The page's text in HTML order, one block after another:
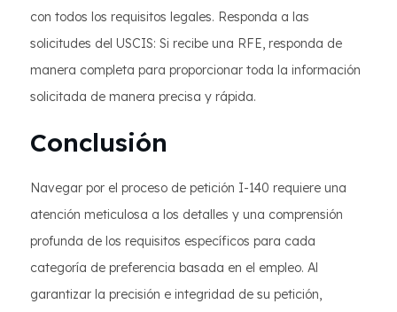
con todos los requisitos legales. Responda a las
solicitudes del USCIS: Si recibe una RFE, responda de
manera completa para proporcionar toda la información
solicitada de manera precisa y rápida.
Conclusión
Navegar por el proceso de petición I-140 requiere una
atención meticulosa a los detalles y una comprensión
profunda de los requisitos específicos para cada
categoría de preferencia basada en el empleo. Al
garantizar la precisión e integridad de su petición,